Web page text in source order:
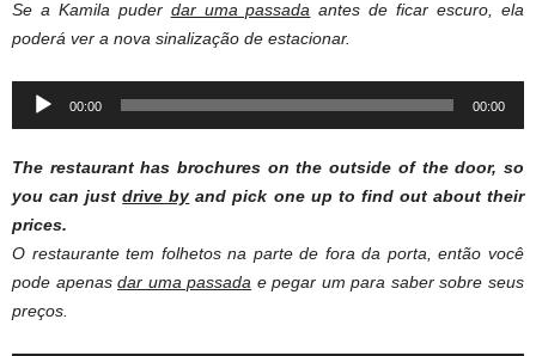
Se a Kamila puder dar uma passada antes de ficar escuro, ela
poderá ver a nova sinalização de estacionar.
Audio
00:00 00:00
The restaurant has brochures on the outside of the door, so
you can justdrive by and pick one up to find out about their
prices.
O restaurante tem folhetos na parte de fora da porta, então você
pode apenasdar uma passada e pegar um para saber sobre seus
preços.